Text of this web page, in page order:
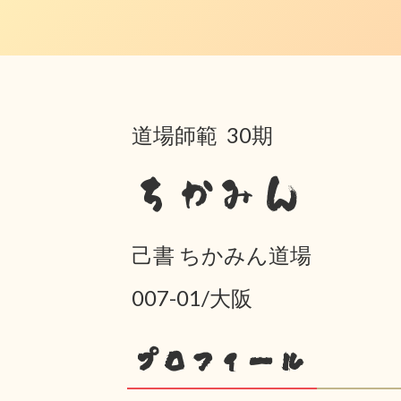
道場師範 30期
ちかみん
己書 ちかみん道場
007-01/大阪
プロフィール